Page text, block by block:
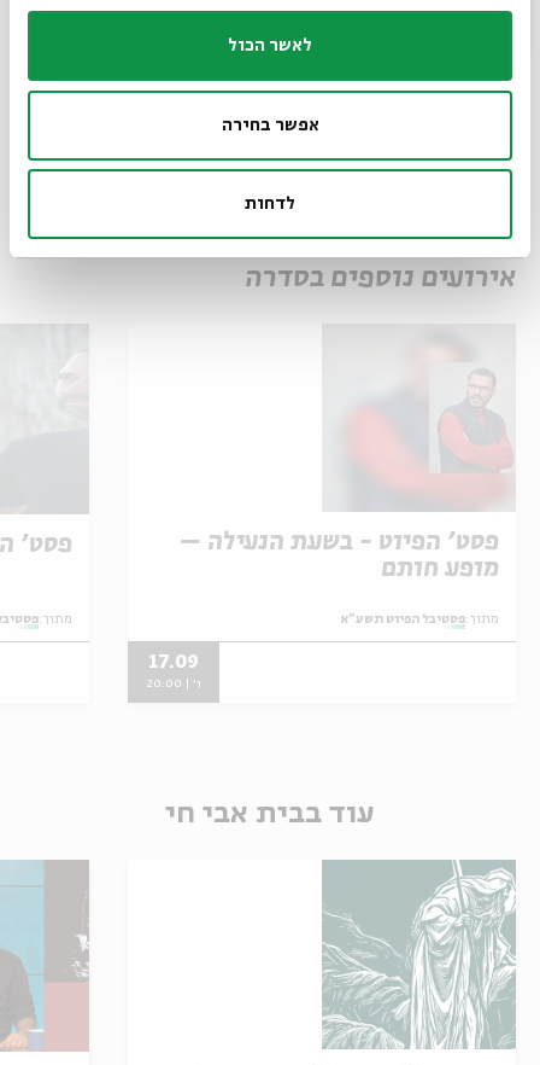
לאשר הכול
אפשר בחירה
לדחות
הקונים כרטיס לכל אחד ממופעי פסטיבל הפיוט, זכאים
במקום של 30 ₪.
שיתוף הוספה ליומן הרשמה לאירועים דומים
אירועים נוספים בסדרה
פסט' הפיוט - בשעת הנעילה –
מופע חותם
מתוך:פסטיבל הפיוט תשע"א
17.09
ו' | 20:00
פסט'
מתוך:
עוד בבית אבי חי